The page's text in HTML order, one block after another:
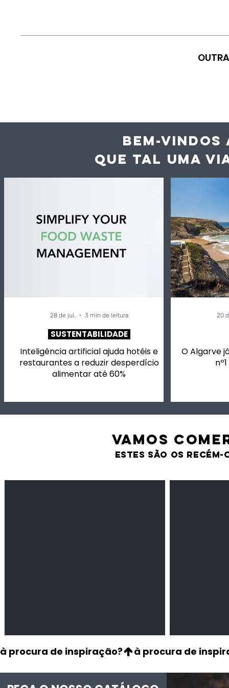
BEM-VINDOS
QUE TAL UMA
Inteligência artificial ajuda hotéis e
restaurantes a reduzir desperdício
alimentar até 60%
SUSTENTABILIDADE
28 de jul. 3 min de leitura
O Algarve
20
VAMOS
estes são os recém-
à procura de inspiração?